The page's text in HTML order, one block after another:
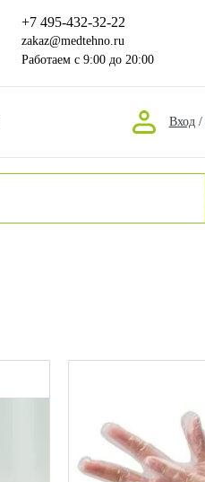
+7 495-432-32-22
zakaz@medtehno.ru
Работаем с 9:00 до 20:00
Вход /